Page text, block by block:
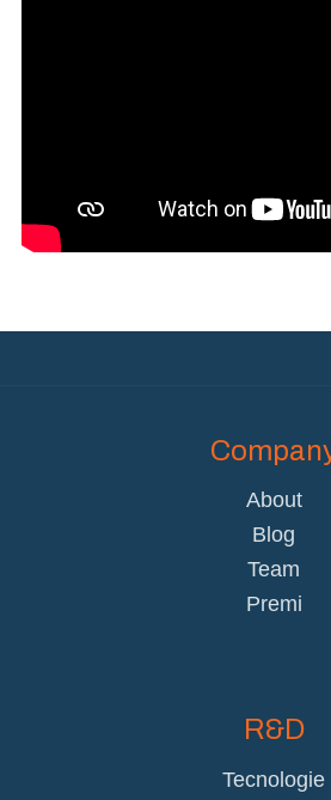
About
Blog
Team
Premi
R&D
Tecnologie